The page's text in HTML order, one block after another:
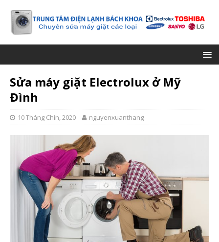
Sửa máy giặt Electrolux ở Mỹ
Đình
10 Tháng Chín, 2020 nguyenxuanthang